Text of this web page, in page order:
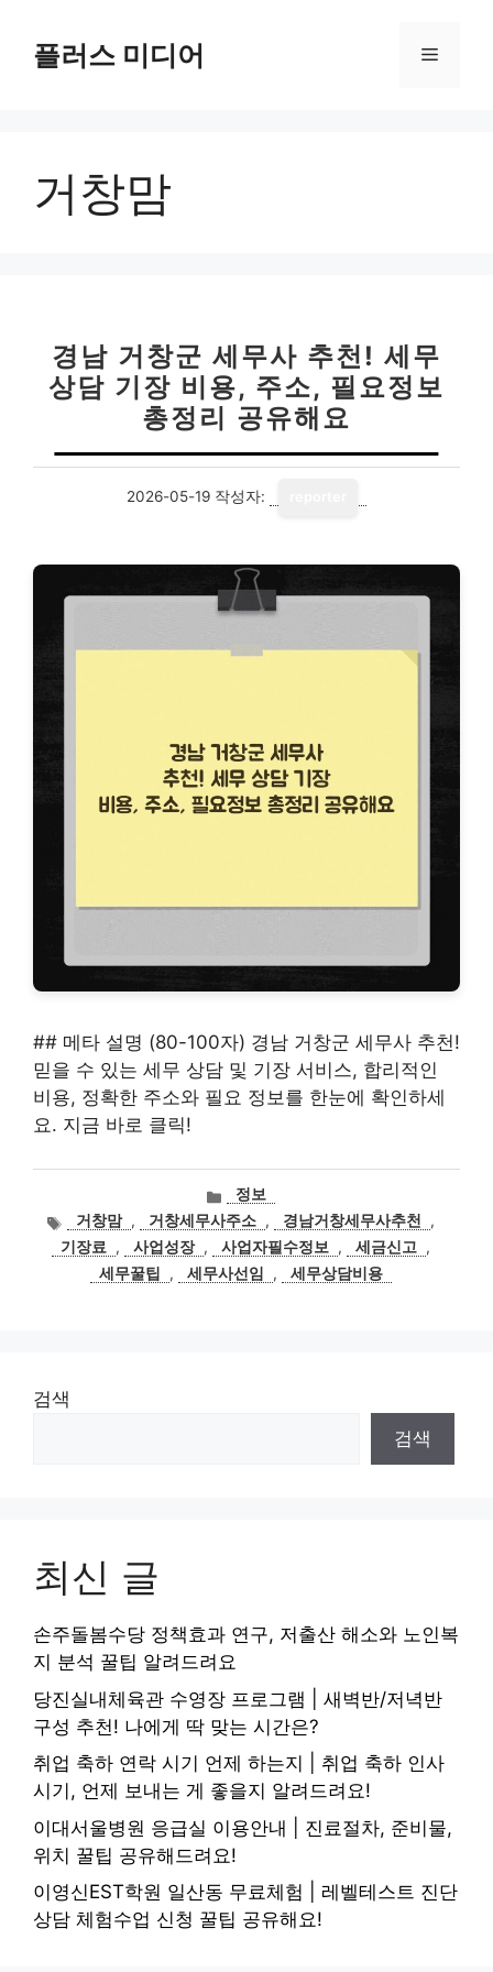
플러스 미디어 메
거창맘
경남 거창군 세무사 추천! 세무
상담 기장 비용, 주소, 필요정보
총정리 공유해요
2026-05-19 작성자:
## 메타 설명 (80-100자) 경남 거창군 세무사 추천!
믿을 수 있는 세무 상담 및 기장 서비스, 합리적인
비용, 정확한 주소와 필요 정보를 한눈에 확인하세
요. 지금 바로 클릭!
카
테
고
리
정보
태
그
거창맘 , 거창세무사주소 , 경남거창세무사추천
,
기장료
, 사업성장 , 사업자필수정보 , 세금신고
,
세무꿀팁
, 세무사선임 , 세무상담비용
검색
검색
최신 글
손주돌봄수당 정책효과 연구, 저출산 해소와 노인복
지 분석 꿀팁 알려드려요
당진실내체육관 수영장 프로그램 | 새벽반/저녁반
구성 추천! 나에게 딱 맞는 시간은?
취업 축하 연락 시기 언제 하는지 | 취업 축하 인사
시기, 언제 보내는 게 좋을지 알려드려요!
이대서울병원 응급실 이용안내 | 진료절차, 준비물,
위치 꿀팁 공유해드려요!
이영신EST학원 일산동 무료체험 | 레벨테스트 진단
상담 체험수업 신청 꿀팁 공유해요!